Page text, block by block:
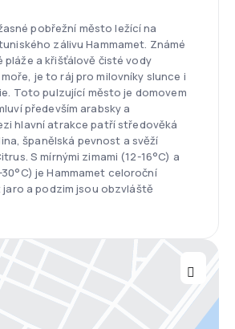
pobřežní město ležící na
zálivu Hammamet. Známé
pláže a křišťálově čisté vody
je to ráj pro milovníky slunce i
Toto pulzující město je domovem
především arabsky a
hlavní atrakce patří středověká
španělská pevnost a svěží
S mírnými zimami (12-16°C) a
je Hammamet celoroční
jaro a podzim jsou obzvláště